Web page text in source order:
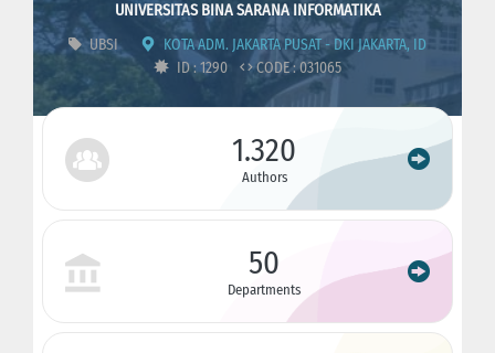
UNIVERSITAS BINA SARANA INFORMATIKA
UBSI
KOTA ADM. JAKARTA PUSAT - DKI JAKARTA, ID
ID : 1290
CODE : 031065
1.320
Authors
50
Departments